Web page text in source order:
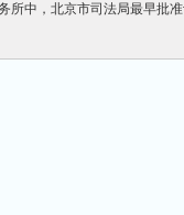
所中，北京市司法局最早批